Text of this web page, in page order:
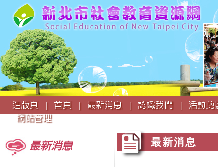
:::
進版頁 |
首頁 | 最新消息 | 認識我們 |
活動
網站管理
最新消息 最新消息